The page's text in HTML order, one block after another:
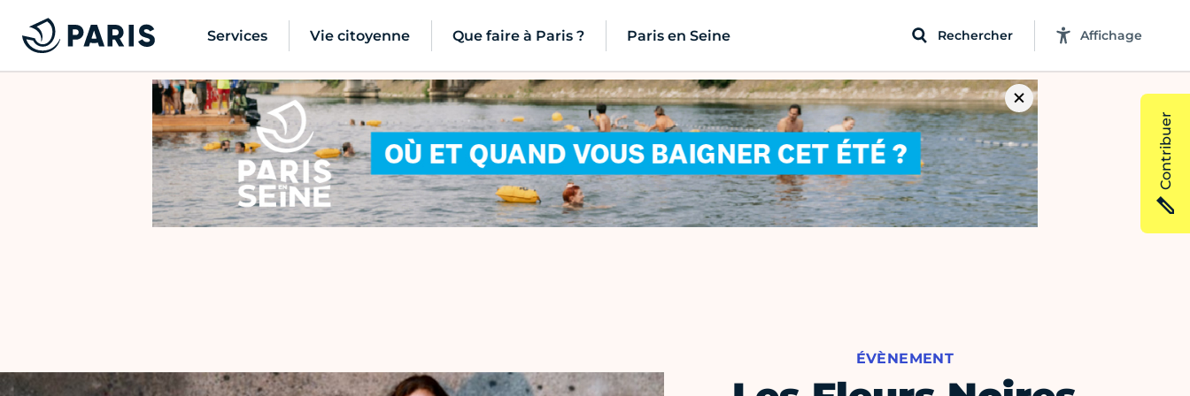
Services Vie citoyenne Que faire à Paris ? Paris en Seine Rechercher Affichage
ÉVÈNEMENT
Contribuer